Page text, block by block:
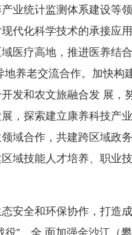
业统计监测体系建设等
代化科学技术的承接应
医疗高地，推进医养结
养老交流合作。加快构
发和农文旅融合发 展
，探索建立康养科技产
域合作，共建跨区域政
域技能人才培养、职业
全和环保协作，打造成
役”，全 面加强金沙江（